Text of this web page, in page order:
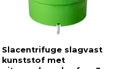
Slacentrifuge slagvast
kunststof met